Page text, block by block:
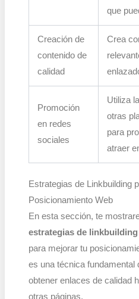
que
Creación de
contenido de
calidad
Crea
Promoción
en redes
sociales
Utiliza
otras
para
atraer
Estrategias de Linkbuilding
Posicionamiento Web
En esta sección, te
estrategias de linkbuilding
para mejorar tu
es una técnica fundamental
obtener enlaces de calidad
otras páginas.